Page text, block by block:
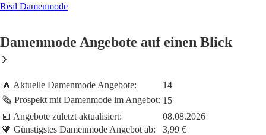
Real Damenmode
Damenmode Angebote auf einen Blick
🔥 Aktuelle Damenmode Angebote:
14
🗞️ Prospekt mit Damenmode im Angebot: 15
📅 Angebote zuletzt aktualisiert:
08.08.2026
🧡 Günstigstes Damenmode Angebot ab:
3,99 €